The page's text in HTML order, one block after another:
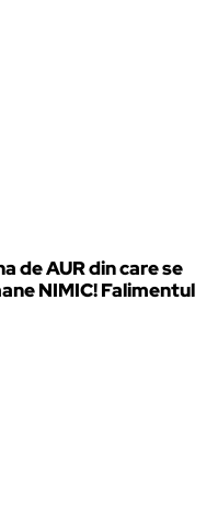
de AUR din care se
NIMIC! Falimentul